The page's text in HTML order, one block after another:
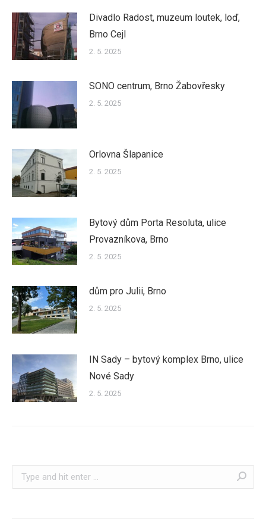
Divadlo Radost, muzeum loutek, loď,
Brno Cejl
2. 5. 2025
SONO centrum, Brno Žabovřesky
2. 5. 2025
Orlovna Šlapanice
2. 5. 2025
Bytový dům Porta Resoluta, ulice
Provazníkova, Brno
2. 5. 2025
dům pro Julii, Brno
2. 5. 2025
IN Sady – bytový komplex Brno, ulice
Nové Sady
2. 5. 2025
Search: